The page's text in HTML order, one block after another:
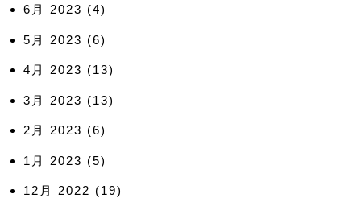
6月 2023 (4)
5月 2023 (6)
4月 2023 (13)
3月 2023 (13)
2月 2023 (6)
1月 2023 (5)
12月 2022 (19)